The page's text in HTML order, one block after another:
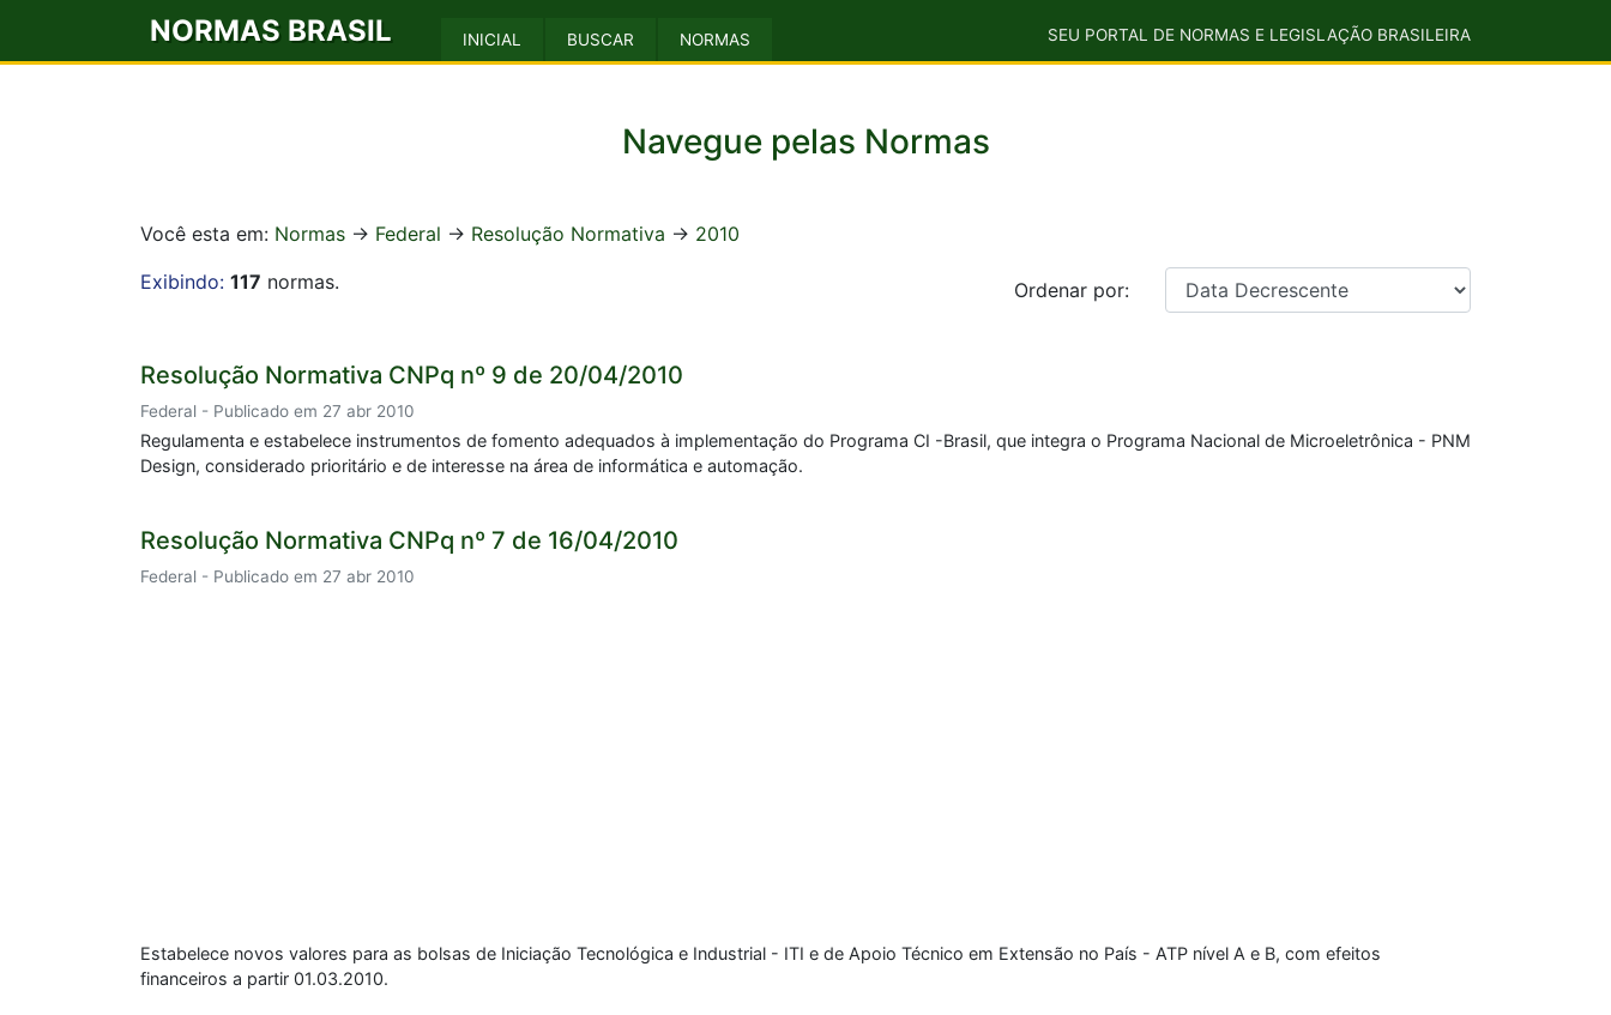
NORMAS BRASIL INICIAL BUSCAR NORMAS SEU PORTAL DE NORMAS E LEGISLAÇÃO BRASILEIRA
Navegue pelas Normas
Você esta em: Normas -> Federal -> Resolução Normativa -> 2010
Exibindo: 117 normas. Ordenar por:
Resolução Normativa CNPq nº 9 de 20/04/2010
Federal - Publicado em 27 abr 2010
Regulamenta e estabelece instrumentos de fomento adequados à implementação do Programa CI -Brasil, que integra o Programa Nacional de Microeletrônica - PNM
Design, considerado prioritário e de interesse na área de informática e automação.
Resolução Normativa CNPq nº 7 de 16/04/2010
Federal - Publicado em 27 abr 2010
Estabelece novos valores para as bolsas de Iniciação Tecnológica e Industrial - ITI e de Apoio Técnico em Extensão no País - ATP nível A e B, com efeitos
financeiros a partir 01.03.2010.